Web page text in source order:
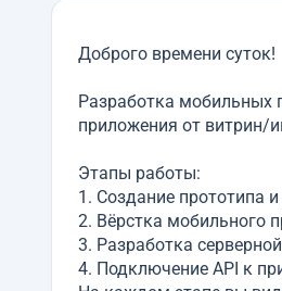
Доброго времени суток!
Разработка мобильных
приложения от витрин/
Этапы работы:
1. Создание прототипа
2. Вёрстка мобильного
3. Разработка
4. Подключение API к